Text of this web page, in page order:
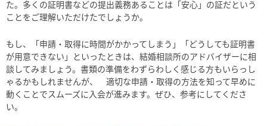
た。多くの証明書などの提出義務あることは「安心」の証だという
ことをご理解いただけたでしょうか。
もし、「申請・取得に時間がかかってしまう」「どうしても証明書
が用意できない」といったときは、結婚相談所のアドバイザーに相
談してみましょう。書類の準備をわずらわしく感じる方もいらっし
ゃるかもしれませんが、 適切な申請・取得の方法を知って早めに
動くことでスムーズに入会が進みます。ぜひ、参考にしてくださ
い。